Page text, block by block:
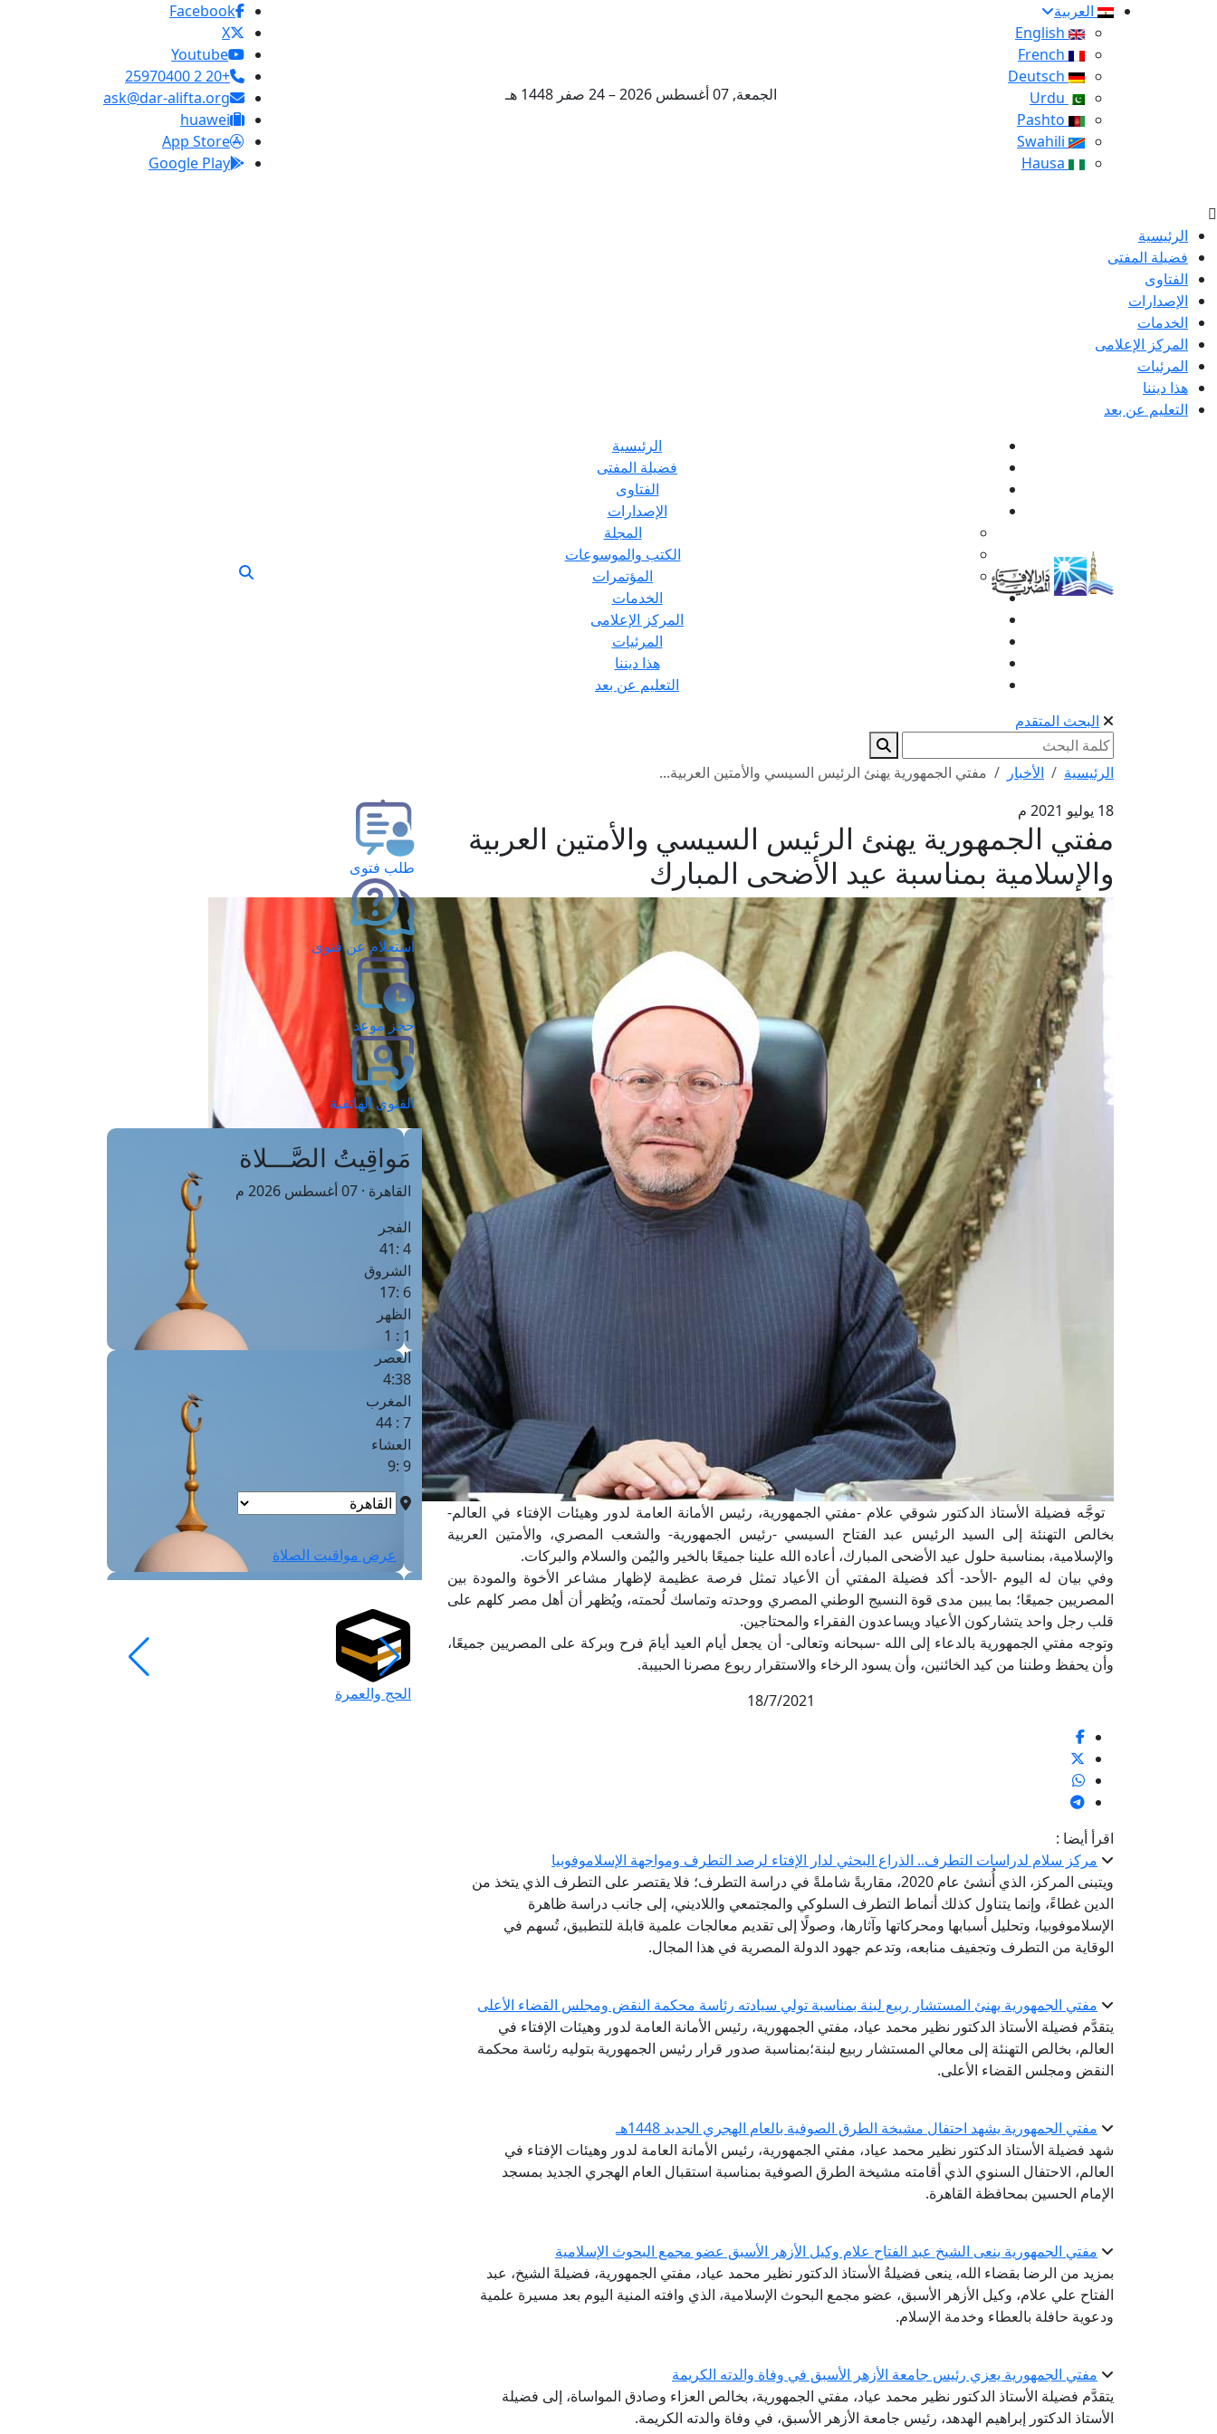
العربية
الجمعة, 07 أغسطس 2026 – 24 صفر 1448 هـ
Facebook
X
Youtube
+20 2 25970400
ask@dar-alifta.org
huawei
App Store
Google Play
الرئيسية
فضيلة المفتى
الفتاوى
الإصدارات
الخدمات
المركز الإعلامى
المرئيات
هذا ديننا
التعليم عن بعد
الرئيسية
فضيلة المفتى
الفتاوى
الإصدارات
المجلة
الكتب والموسوعات
المؤتمرات
الخدمات
المركز الإعلامى
المرئيات
هذا ديننا
التعليم عن بعد
البحث المتقدم
الرئيسية الأخبار
مفتي الجمهورية يهنئ الرئيس السيسي والأمتين العربية...
18 يوليو 2021 م
مفتي الجمهورية يهنئ الرئيس السيسي والأمتين العربية
والإسلامية بمناسبة عيد الأضحى المبارك
توجَّه فضيلة الأستاذ الدكتور شوقي علام -مفتي الجمهورية، رئيس الأمانة العامة لدور وهيئات الإفتاء في العالم-
بخالص التهنئة إلى السيد الرئيس عبد الفتاح السيسي -رئيس الجمهورية- والشعب المصري، والأمتين العربية
والإسلامية، بمناسبة حلول عيد الأضحى المبارك، أعاده الله علينا جميعًا بالخير واليُمن والسلام والبركات.
وفي بيان له اليوم -الأحد- أكد فضيلة المفتي أن الأعياد تمثل فرصة عظيمة لإظهار مشاعر الأخوة والمودة بين
المصريين جميعًا؛ بما يبين مدى قوة النسيج الوطني المصري ووحدته وتماسك لُحمته، ويُظهر أن أهل مصر كلهم على
قلب رجل واحد يتشاركون الأعياد ويساعدون الفقراء والمحتاجين.
وتوجه مفتي الجمهورية بالدعاء إلى الله -سبحانه وتعالى- أن يجعل أيام العيد أيامَ فرح وبركة على المصريين جميعًا،
وأن يحفظ وطننا من كيد الخائنين، وأن يسود الرخاء والاستقرار ربوع مصرنا الحبيبة.
18/7/2021
اقرأ أيضا :
مركز سلام لدراسات التطرف.. الذراع البحثي لدار الإفتاء لرصد التطرف ومواجهة الإسلاموفوبيا
ويتبنى المركز، الذي أُنشئ عام 2020، مقاربةً شاملةً في دراسة التطرف؛ فلا يقتصر على التطرف الذي يتخذ من
الدين غطاءً، وإنما يتناول كذلك أنماط التطرف السلوكي والمجتمعي واللاديني، إلى جانب دراسة ظاهرة
الإسلاموفوبيا، وتحليل أسبابها ومحركاتها وآثارها، وصولًا إلى تقديم معالجات علمية قابلة للتطبيق، تُسهم في
الوقاية من التطرف وتجفيف منابعه، وتدعم جهود الدولة المصرية في هذا المجال.
مفتي الجمهورية يهنئ المستشار ربيع لبنة بمناسبة تولي سيادته رئاسة محكمة النقض ومجلس القضاء الأعلى
يتقدَّم فضيلة الأستاذ الدكتور نظير محمد عياد، مفتي الجمهورية، رئيس الأمانة العامة لدور وهيئات الإفتاء في
العالم، بخالص التهنئة إلى معالي المستشار ربيع لبنة؛بمناسبة صدور قرار رئيس الجمهورية بتوليه رئاسة محكمة
النقض ومجلس القضاء الأعلى.
مفتي الجمهورية يشهد احتفال مشيخة الطرق الصوفية بالعام الهجري الجديد 1448هـ
شهد فضيلة الأستاذ الدكتور نظير محمد عياد، مفتي الجمهورية، رئيس الأمانة العامة لدور وهيئات الإفتاء في
العالم، الاحتفال السنوي الذي أقامته مشيخة الطرق الصوفية بمناسبة استقبال العام الهجري الجديد بمسجد
الإمام الحسين بمحافظة القاهرة.
مفتي الجمهورية ينعى الشيخ عبد الفتاح علام وكيل الأزهر الأسبق عضو مجمع البحوث الإسلامية
بمزيد من الرضا بقضاء الله، ينعى فضيلةُ الأستاذ الدكتور نظير محمد عياد، مفتي الجمهورية، فضيلةَ الشيخ، عبد
الفتاح علي علام، وكيل الأزهر الأسبق، عضو مجمع البحوث الإسلامية، الذي وافته المنية اليوم بعد مسيرة علمية
ودعوية حافلة بالعطاء وخدمة الإسلام.
مفتي الجمهورية يعزي رئيس جامعة الأزهر الأسبق في وفاة والدته الكريمة
يتقدَّم فضيلة الأستاذ الدكتور نظير محمد عياد، مفتي الجمهورية، بخالص العزاء وصادق المواساة، إلى فضيلة
الأستاذ الدكتور إبراهيم الهدهد، رئيس جامعة الأزهر الأسبق، في وفاة والدته الكريمة.
طلب فتوى
استعلام عن فتوى
حجز موعد
الفتوى الهاتفية
مَواقِيتُ الصَّـــلاة
القاهرة · 07 أغسطس 2026 م
الفجر
4 :41
الشروق
6 :17
الظهر
1 : 1
العصر
4:38
المغرب
7 : 44
العشاء
9 :9
عرض مواقيت الصلاة
الحج والعمرة